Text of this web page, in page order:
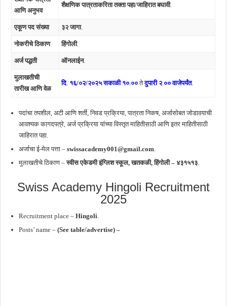
आणि अनुभव
शैक्षणिक पात्रताकरिता तक्ता पहा/जाहिरात बघावी.
एकूण पद संख्या ३२ जागा.
नोकरीचे ठिकाण हिंगोली.
अर्ज पद्धती ऑनलाईन.
मुलाखतीची
तारीखआणि वेळ
दि. १६/०२/२०२५सकाळी १०.००तेदुपारी २.०० वाजेपर्यंत.
पदांचा तपशील, अटी आणि शर्ती, निवड प्रक्रिया, पात्रता निकष, अर्जासोबत जोडावयाची
आवश्यक कागदपत्रे, अर्ज प्रक्रिया यांच्या विस्तृत माहितीसाठी आणि इतर माहितीसाठी
जाहिरात पहा.
अर्जाचा ई-मेल पत्ता –swissacademy001@gmail.com
मुलाखतीचे ठिकाण –स्वीस एकेडमी इंग्लिश स्कूल, खतकळी, हिंगोली – ४३१५१३
Swiss Academy Hingoli Recruitment
2025
Recruitment place –Hingoli
Posts’ name – (See table/advertise) –